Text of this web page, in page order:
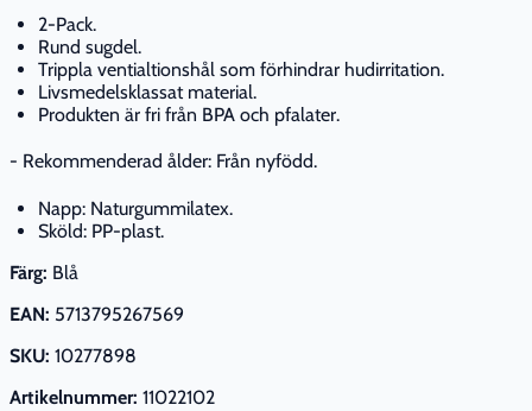
2-Pack.
Rund sugdel.
Trippla ventialtionshål som förhindrar hudirritation.
Livsmedelsklassat material.
Produkten är fri från BPA och pfalater.
- Rekommenderad ålder: Från nyfödd.
Napp: Naturgummilatex.
Sköld: PP-plast.
Färg: Blå
EAN: 5713795267569
SKU: 10277898
Artikelnummer: 11022102